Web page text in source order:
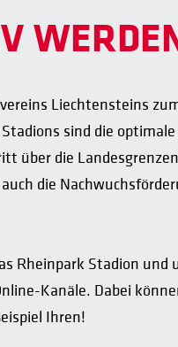
Liechtensteins
sind die
über die
die
Rheinpark Stadion
Kanäle. Dabei
Ihren!